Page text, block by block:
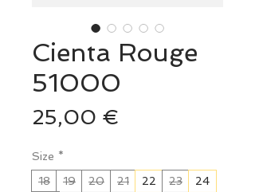
Cienta Rouge
51000
25,00 €
Size *
18
19 20 21 22 23
24